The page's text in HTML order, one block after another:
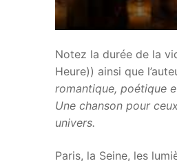
Notez la durée de la
Heure)) ainsi que
romantique, poétique
Une chanson pour
univers.
Paris, la Seine, les